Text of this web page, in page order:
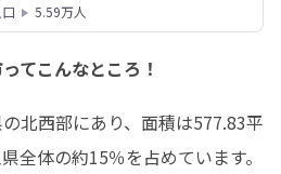
5.59万人
てこんなところ！
北西部にあり、面積は577.83平
全体の約15％を占めています。